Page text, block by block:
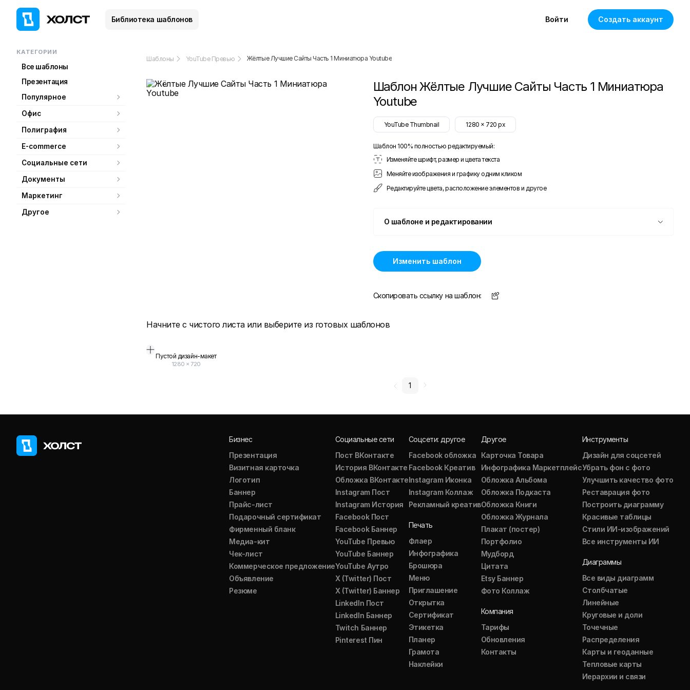
Библиотека шаблонов Войти Создать аккаунт
КАТЕГОРИИ
Все шаблоны
Презентация
Популярное
Офис
Полиграфия
E-commerce
Социальные сети
Документы
Маркетинг
Другое
Шаблоны YouTube Превью Жёлтые Лучшие Сайты Часть 1 Миниатюра Youtube
Шаблон Жёлтые Лучшие Сайты Часть 1 Миниатюра
Youtube
YouTube Thumbnail 1280 x 720 px
Шаблон 100% полностью редактируемый:
Изменяйте шрифт, размер и цвета текста
Меняйте изображения и графику одним кликом
Редактируйте цвета, расположение элементов и другое
О шаблоне и редактировании
Изменить шаблон
Скопировать ссылку на шаблон:
Начните с чистого листа или выберите из готовых шаблонов
Пустой дизайн-макет
1280 × 720
1
Бизнес
Презентация
Визитная карточка
Логотип
Баннер
Прайс-лист
Подарочный сертификат
Фирменный бланк
Медиа-кит
Чек-лист
Коммерческое предложение
Объявление
Резюме
Социальные сети
Пост ВКонтакте
История ВКонтакте
Обложка ВКонтакте
Instagram Пост
Instagram История
Facebook Пост
Facebook Баннер
YouTube Превью
YouTube Баннер
YouTube Аутро
X (Twitter) Пост
X (Twitter) Баннер
LinkedIn Пост
LinkedIn Баннер
Twitch Баннер
Pinterest Пин
Соцсети: другое
Facebook обложка
Facebook Креатив
Instagram Иконка
Instagram Коллаж
Рекламный креатив
Печать
Флаер
Инфографика
Брошюра
Меню
Приглашение
Открытка
Сертификат
Этикетка
Планер
Грамота
Наклейки
Другое
Карточка Товара
Инфографика Маркетплейс
Обложка Альбома
Обложка Подкаста
Обложка Книги
Обложка Журнала
Плакат (постер)
Портфолио
Мудборд
Цитата
Etsy Баннер
Фото Коллаж
Компания
Тарифы
Обновления
Контакты
Инструменты
Дизайн для соцсетей
Убрать фон с фото
Улучшить качество фото
Реставрация фото
Построить диаграмму
Красивые таблицы
Стили ИИ-изображений
Все инструменты ИИ
Диаграммы
Все виды диаграмм
Столбчатые
Линейные
Круговые и доли
Точечные
Распределения
Карты и геоданные
Тепловые карты
Иерархии и связи